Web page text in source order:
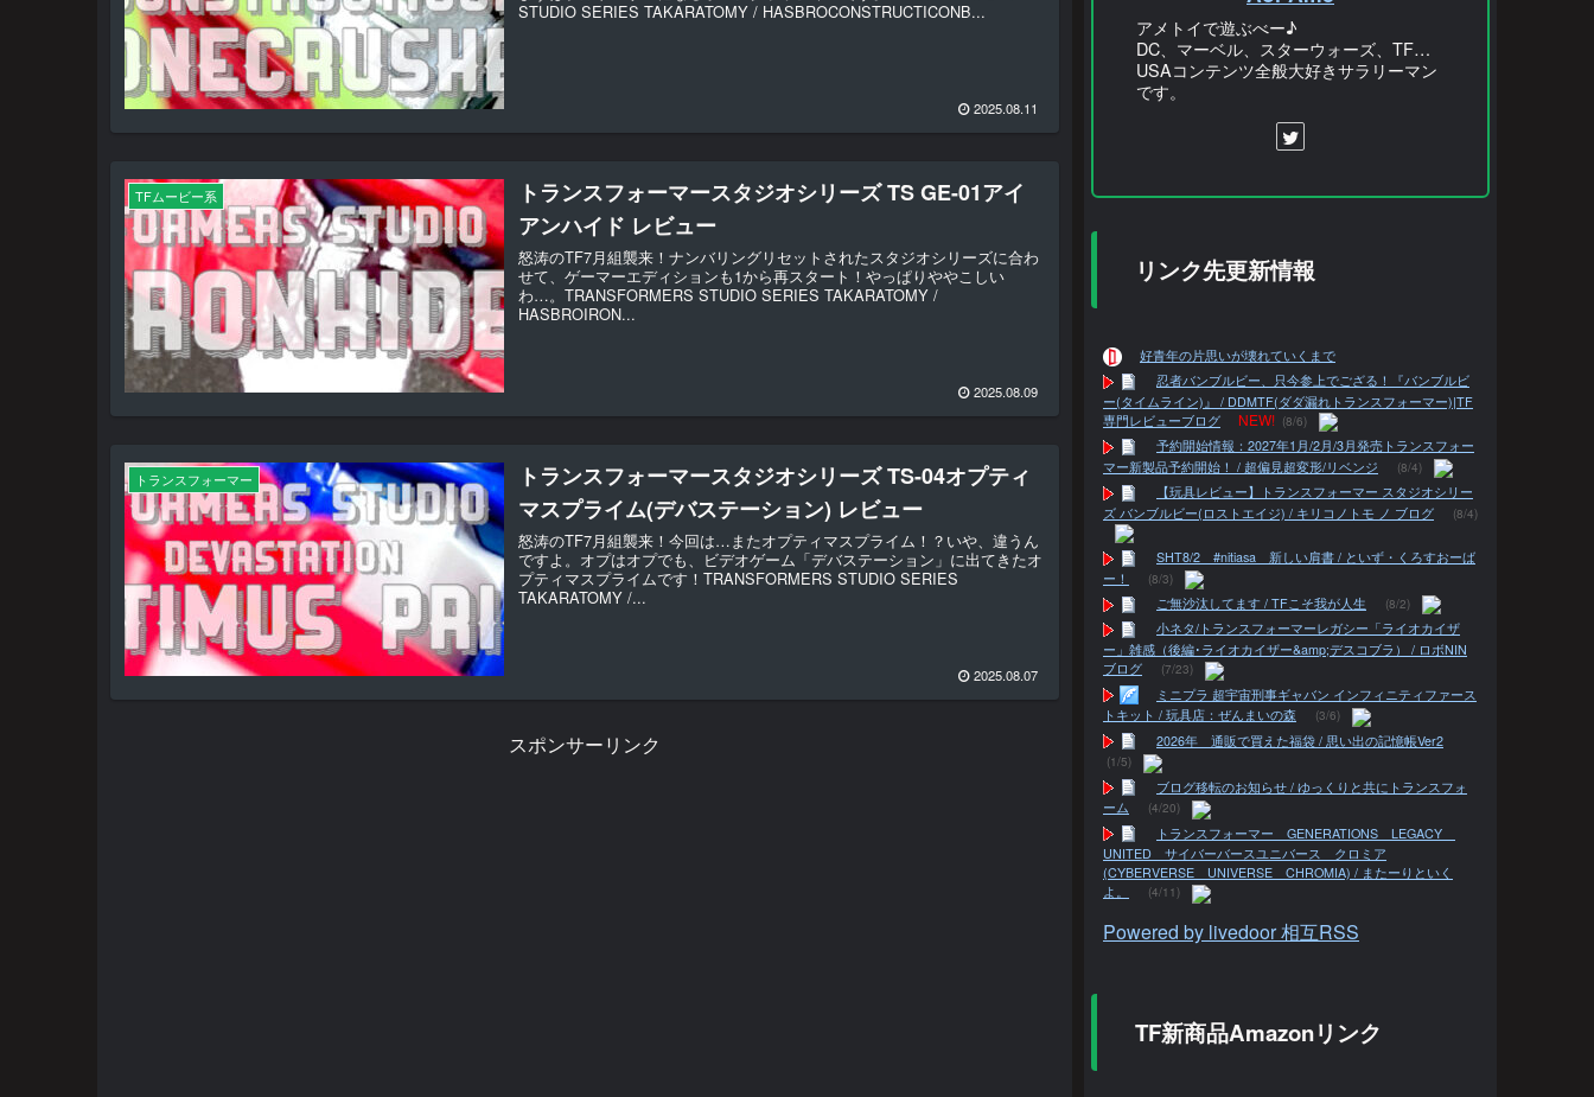
STUDIO SERIES TAKARATOMY / HASBROCONSTRUCTICONB...
2025.08.11
TFムービー系
トランスフォーマースタジオシリーズ TS GE-01アイ
アンハイド レビュー
怒涛のTF7月組襲来！ナンバリングリセットされたスタジオシリーズに合わ
せて、ゲーマーエディションも1から再スタート！やっぱりややこしい
わ…。TRANSFORMERS STUDIO SERIES TAKARATOMY /
HASBROIRON...
2025.08.09
トランスフォーマー
トランスフォーマースタジオシリーズ TS-04オプティ
マスプライム(デバステーション) レビュー
怒涛のTF7月組襲来！今回は…またオプティマスプライム！？いや、違うん
ですよ。オプはオプでも、ビデオゲーム「デバステーション」に出てきたオ
プティマスプライムです！TRANSFORMERS STUDIO SERIES
TAKARATOMY /...
2025.08.07
スポンサーリンク
アメトイで遊ぶべー♪
DC、マーベル、スターウォーズ、TF…
USAコンテンツ全般大好きサラリーマン
です。
リンク先更新情報
好青年の片思いが壊れていくまで
忍者バンブルビー、只今参上でござる！『バンブルビ
ー(タイムライン)』 / DDMTF(ダダ漏れトランスフォーマー)|TF
専門レビューブログ
NEW! (8/6)
予約開始情報：2027年1月/2月/3月発売トランスフォー
マー新製品予約開始！ / 超偏見超変形/リベンジ
(8/4)
【玩具レビュー】トランスフォーマー スタジオシリー
ズ バンブルビー(ロストエイジ) / キリコノトモ ノ ブログ
(8/4)
SHT8/2 #nitiasa 新しい肩書 / といず・くろすおーば
ー！
(8/3)
ご無沙汰してます / TFこそ我が人生 (8/2)
小ネタ/トランスフォーマーレガシー「ライオカイザ
ー」雑感（後編･ライオカイザー&amp;デスコブラ） / ロボNIN
ブログ
(7/23)
ミニプラ 超宇宙刑事ギャバン インフィニティファース
トキット / 玩具店：ぜんまいの森
(3/6)
2026年 通販で買えた福袋 / 思い出の記憶帳Ver2
(1/5)
ブログ移転のお知らせ / ゆっくりと共にトランスフォ
ーム
(4/20)
トランスフォーマー GENERATIONS LEGACY
UNITED サイバーバースユニバース クロミア
(CYBERVERSE UNIVERSE CHROMIA) / またーりといく
よ。
(4/11)
Powered by livedoor 相互RSS
TF新商品Amazonリンク